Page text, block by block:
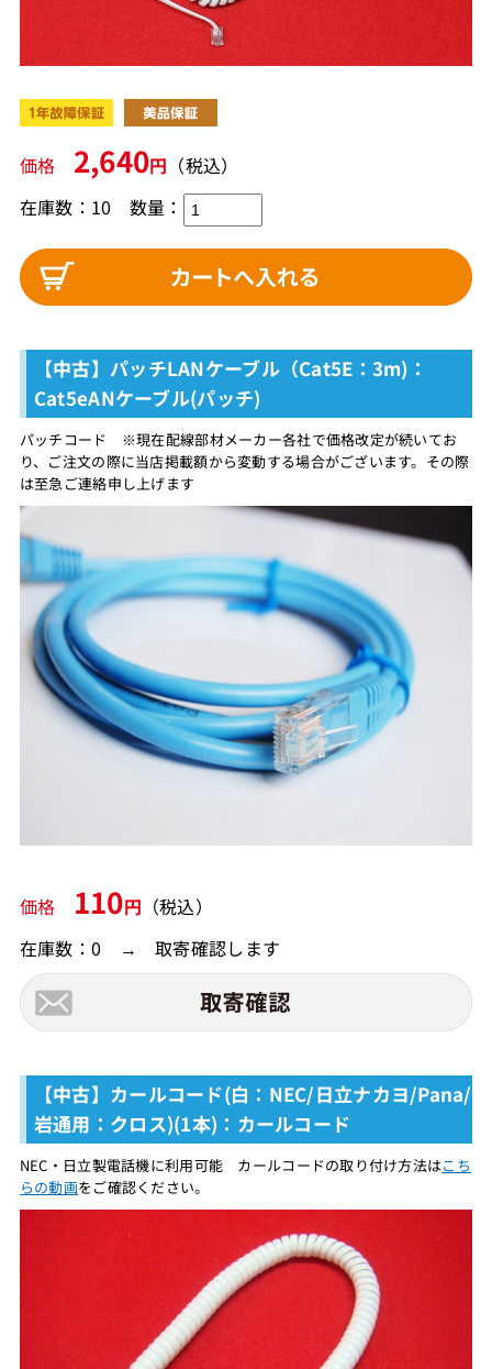
価格 2,640円 （税込）
在庫数：10 数量：
【中古】パッチLANケーブル（Cat5E：3m)：
Cat5eANケーブル(パッチ)
パッチコード ※現在配線部材メーカー各社で価格改定が続いてお
り、ご注文の際に当店掲載額から変動する場合がございます。その際
は至急ご連絡申し上げます
価格 110円 （税込）
在庫数：0 → 取寄確認します
【中古】カールコード(白：NEC/日立ナカヨ/Pana/
岩通用：クロス)(1本)：カールコード
NEC・日立製電話機に利用可能 カールコードの取り付け方法はこち
らの動画をご確認ください。